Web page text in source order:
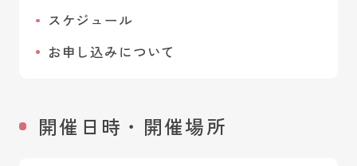
スケジュール
お申し込みについて
開催日時・開催場所